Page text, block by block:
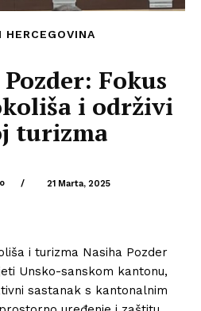
HERCEGOVINA
Fokus
i održivi
turizma
/ 21 Marta, 2025
i turizma Nasiha Pozder
Unsko-sanskom kantonu,
sastanak s kantonalnim